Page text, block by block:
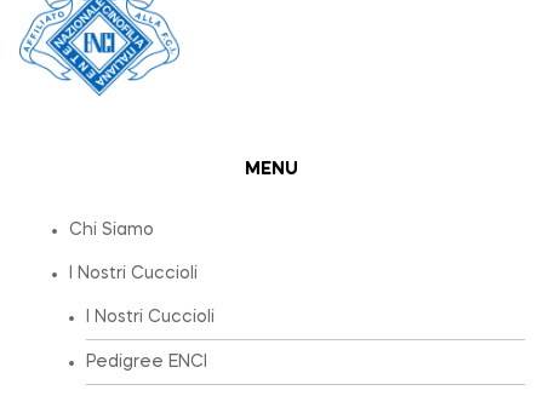
MENU
Chi Siamo
I Nostri Cuccioli
I Nostri Cuccioli
Pedigree ENCI